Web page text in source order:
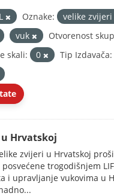
Oznake:
velike zvijeri
vuk
Otvorenost
skali:
0
Tip Izdavača:
Hrvatskoj
zvijeri u Hrvatskoj
trogodišnjem
i upravljanje vukovima u